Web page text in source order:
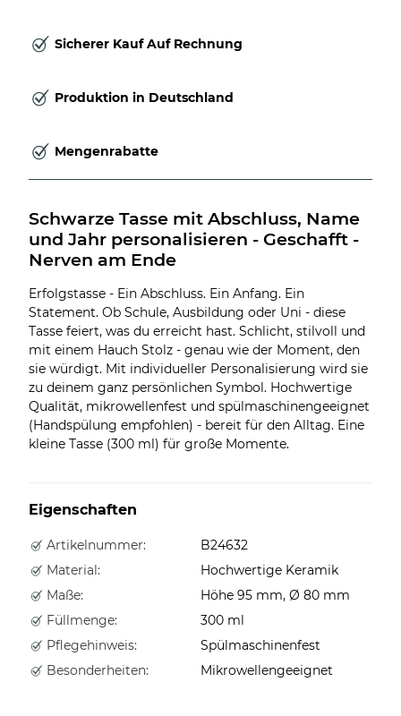
Sicherer Kauf Auf Rechnung
Produktion in Deutschland
Mengenrabatte
Schwarze Tasse mit Abschluss, Name
und Jahr personalisieren - Geschafft -
Nerven am Ende
Erfolgstasse - Ein Abschluss. Ein Anfang. Ein
Statement. Ob Schule, Ausbildung oder Uni - diese
Tasse feiert, was du erreicht hast. Schlicht, stilvoll und
mit einem Hauch Stolz - genau wie der Moment, den
sie würdigt. Mit individueller Personalisierung wird sie
zu deinem ganz persönlichen Symbol. Hochwertige
Qualität, mikrowellenfest und spülmaschinengeeignet
(Handspülung empfohlen) - bereit für den Alltag. Eine
kleine Tasse (300 ml) für große Momente.
Eigenschaften
Artikelnummer:
B24632
Material:
Hochwertige Keramik
Maße:
Höhe 95 mm, Ø 80 mm
Füllmenge:
300 ml
Pflegehinweis:
Spülmaschinenfest
Besonderheiten:
Mikrowellengeeignet